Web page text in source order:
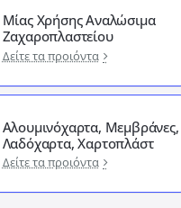
Μίας Χρήσης Αναλώσιμα
Ζαχαροπλαστείου
Δείτε τα προιόντα
Αλουμινόχαρτα, Μεμβράνες,
Λαδόχαρτα, Χαρτοπλάστ
Δείτε τα προιόντα